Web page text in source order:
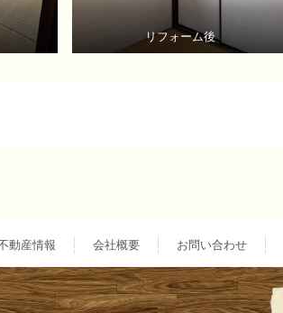
リフォーム後
動産情報 会社概要 お問い合わせ